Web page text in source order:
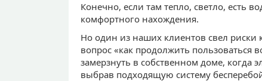
Конечно, если там тепло, светло, есть
комфортного нахождения.
Но один из наших клиентов свел
вопрос «как продолжить пользоваться
замерзнуть в собственном доме, когда
выбрав подходящую систему